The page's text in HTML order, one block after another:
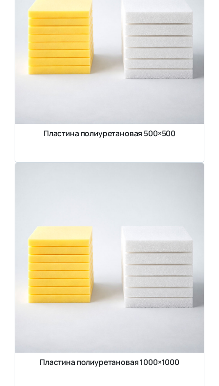
Пластина полиуретановая 500×500
Пластина полиуретановая 1000×1000